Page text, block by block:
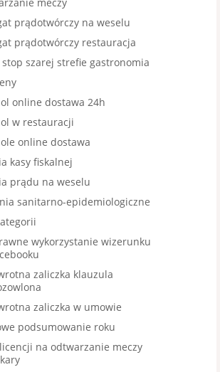
prądotwórczy na weselu
prądotwórczy restauracja
stop szarej strefie gastronomia
online dostawa 24h
w restauracji
online dostawa
kasy fiskalnej
prądu na weselu
sanitarno-epidemiologiczne
wykorzystanie wizerunku
zaliczka klauzula
zaliczka w umowie
podsumowanie roku
na odtwarzanie meczy